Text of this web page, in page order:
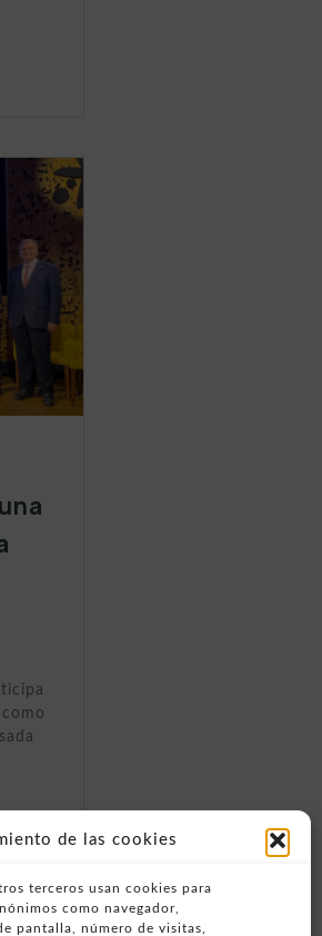
de las cookies
terceros usan cookies para
como navegador,
pantalla, número de visitas,